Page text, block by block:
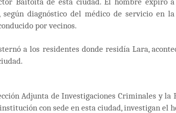
según diagnóstico del médico de servicio en
por vecinos.
a los residentes donde residía Lara,
Adjunta de Investigaciones Criminales y la
con sede en esta ciudad, investigan el